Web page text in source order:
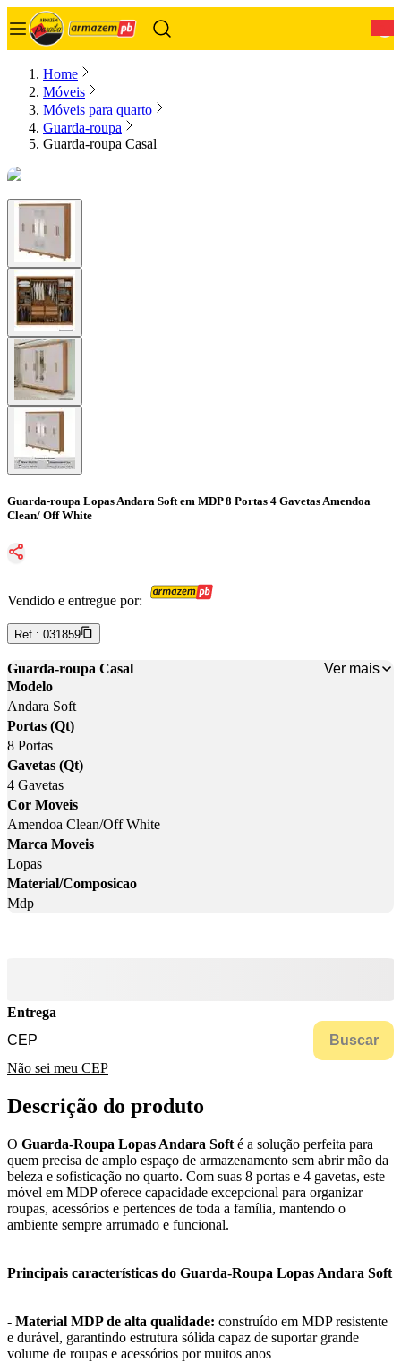
Home
Móveis
Móveis para quarto
Guarda-roupa
Guarda-roupa Casal
Guarda-roupa Lopas Andara Soft em MDP 8 Portas 4 Gavetas Amendoa
Clean/ Off White
Vendido e entregue por:
Ref.: 031859
Guarda-roupa Casal
Ver mais
Modelo
Andara Soft
Portas (Qt)
8 Portas
Gavetas (Qt)
4 Gavetas
Cor Moveis
Amendoa Clean/Off White
Marca Moveis
Lopas
Material/Composicao
Mdp
Entrega
Buscar
Não sei meu CEP
Descrição do produto
O Guarda-Roupa Lopas Andara Soft é a solução perfeita para
quem precisa de amplo espaço de armazenamento sem abrir mão da
beleza e sofisticação no quarto. Com suas 8 portas e 4 gavetas, este
móvel em MDP oferece capacidade excepcional para organizar
roupas, acessórios e pertences de toda a família, mantendo o
ambiente sempre arrumado e funcional.
Principais características do Guarda-Roupa Lopas Andara Soft
- Material MDP de alta qualidade: construído em MDP resistente
e durável, garantindo estrutura sólida capaz de suportar grande
volume de roupas e acessórios por muitos anos